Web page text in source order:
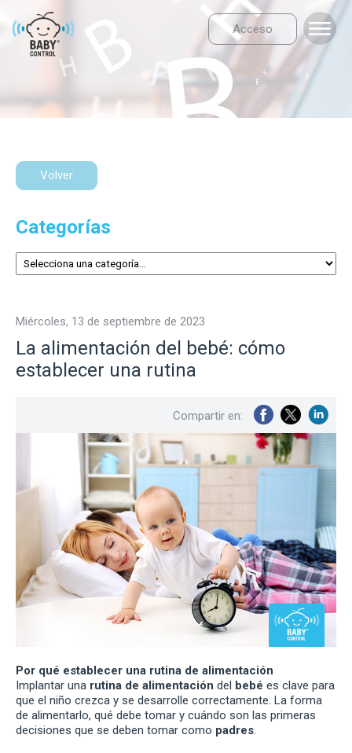
Acceso
Volver
Categorías
miércoles, 13 de septiembre de 2023
La alimentación del bebé: cómo
establecer una rutina
Compartir en:
Por qué establecer una rutina de alimentación
Implantar una rutina de alimentación del bebé es clave para
que el niño crezca y se desarrolle correctamente. La forma
de alimentarlo, qué debe tomar y cuándo son las primeras
decisiones que se deben tomar como padres.